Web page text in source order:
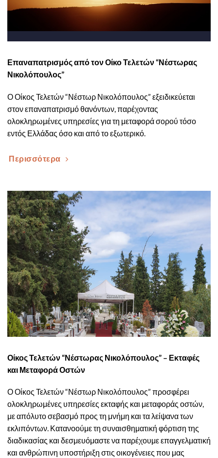
Επαναπατρισμός από τον Οίκο Τελετών “Νέστωρας
Νικολόπουλος”
Ο Οίκος Τελετών “Νέστωρ Νικολόπουλος” εξειδικεύεται
στον επαναπατρισμό θανόντων, παρέχοντας
ολοκληρωμένες υπηρεσίες για τη μεταφορά σορού τόσο
εντός Ελλάδας όσο και από το εξωτερικό.
Περισσότερα
Οίκος Τελετών “Νέστωρας Νικολόπουλος” – Εκταφές
και Μεταφορά Οστών
Ο Οίκος Τελετών “Νέστωρ Νικολόπουλος” προσφέρει
ολοκληρωμένες υπηρεσίες εκταφής και μεταφοράς οστών,
με απόλυτο σεβασμό προς τη μνήμη και τα λείψανα των
εκλιπόντων. Κατανοούμε τη συναισθηματική φόρτιση της
διαδικασίας και δεσμευόμαστε να παρέχουμε επαγγελματική
και ανθρώπινη υποστήριξη στις οικογένειες που μας